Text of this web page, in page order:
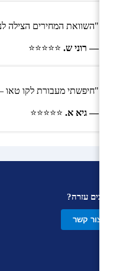
"השוואת המחירים הצילה לנו 30%. ממש
— רוני ש. ⭐⭐⭐⭐⭐
"חיפשתי מעבורת לקו טאו
— גיא א. ⭐⭐⭐⭐⭐
צריכים עזרה?
צור קשר